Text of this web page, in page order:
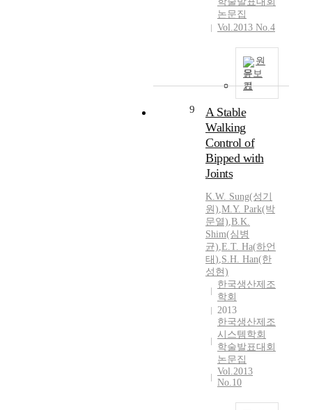
논문집
Vol.2013 No.4
원
문보
기
9
A Stable
Walking
Control of
Bipped with
Joints
K.W. Sung(성기
원),M.Y. Park(박
문열),B.K.
Shim(심병
균),E.T. Ha(하언
태 ),S.H. Han(한
성현)
한국생산제조
학회
2013
한국생산제조
시스템학회
학술발표대회
논문집
Vol.2013
No.10